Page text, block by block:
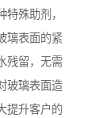
殊助剂，
璃表面的紧
残留，无需
玻璃表面造
提升客户的